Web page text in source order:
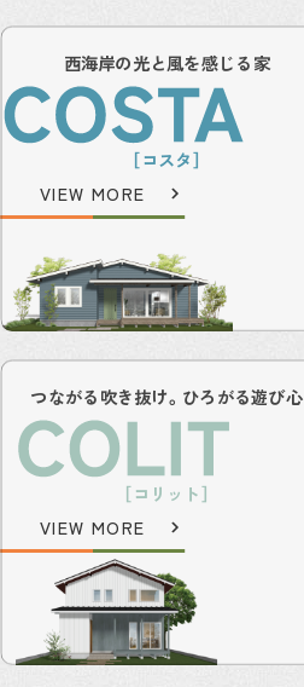
西海岸の光と風を感じる家
［コスタ］
VIEW MORE
つながる吹き抜け。ひろがる遊び心
［コリット］
VIEW MORE